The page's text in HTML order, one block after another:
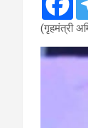
(गृहमंत्री